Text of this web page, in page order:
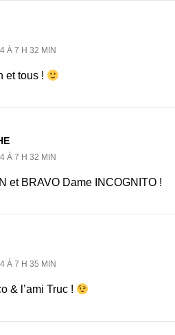
À 7 H 32 MIN
et tous !
À 7 H 32 MIN
et BRAVO Dame INCOGNITO !
À 7 H 35 MIN
& l’ami Truc !